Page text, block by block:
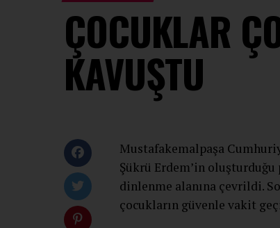
ÇOCUKLAR
KAVUŞTU
Mustafakemalpaşa
Şükrü Erdem’in
dinlenme alanına çevrildi.
çocukların güvenle vakit